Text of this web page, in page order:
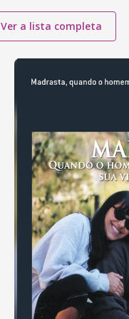
Ver a lista completa